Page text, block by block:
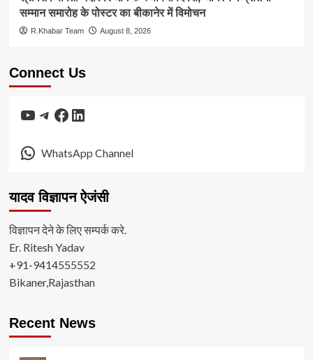
सम्मान समारोह के पोस्टर का बीकानेर में विमोचन
R.Khabar Team August 8, 2026
Connect Us
YouTube
Telegram
Facebook
LinkedIn
WhatsApp Channel
यादव विज्ञापन ऐजंसी
विज्ञापन देने के लिए सम्पर्क करे.
Er. Ritesh Yadav
+91-9414555552
Bikaner,Rajasthan
Recent News